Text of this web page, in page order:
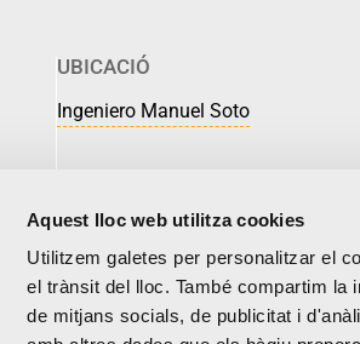
Aquest lloc web utilitza cookies
Utilitzem galetes per personalitzar el
el trànsit del lloc. També compartim
de mitjans socials, de publicitat i
UBICACIÓ
Ingeniero Manuel Soto